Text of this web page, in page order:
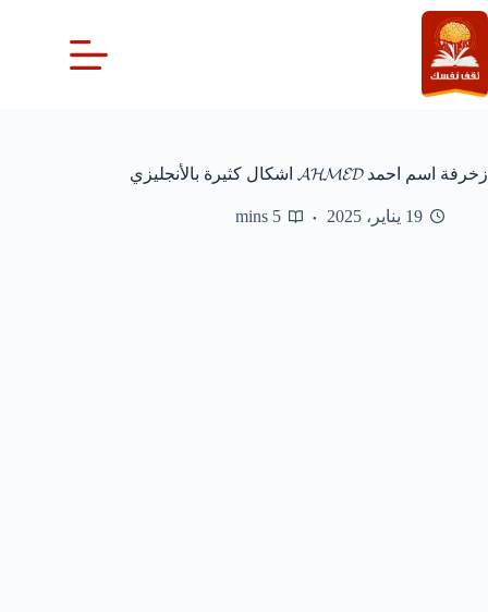
التجاوز
إلى
المحتوى
زخرفة اسم احمد 𝓐𝓗𝓜𝓔𝓓 اشكال كثيرة بالأنجليزي
19 يناير، 2025 5 mins